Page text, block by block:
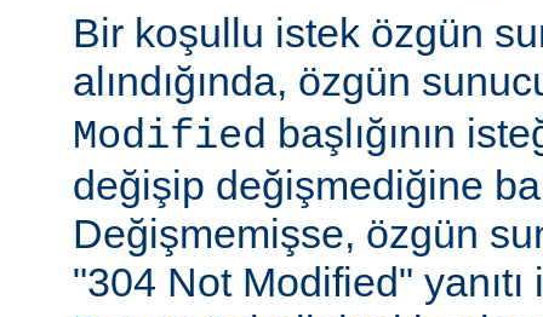
Bir koşullu istek özgün
alındığında, özgün
Modified başlığının
değişip değişmediğine
Değişmemişse, özgün
"304 Not Modified"